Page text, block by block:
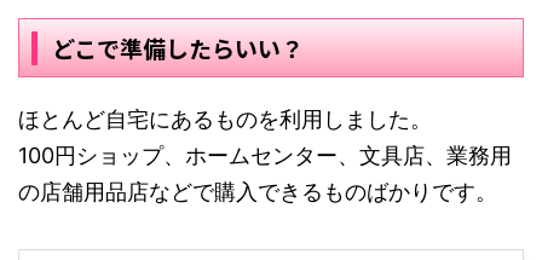
どこで準備したらいい？
ほとんど自宅にあるものを利用しました。
100円ショップ、ホームセンター、文具店、業務用
の店舗用品店などで購入できるものばかりです。